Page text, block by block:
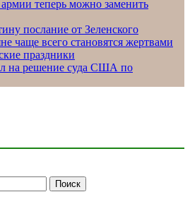
теперь можно заменить
послание от Зеленского
чаще всего становятся жертвами
праздники
на решение суда США по